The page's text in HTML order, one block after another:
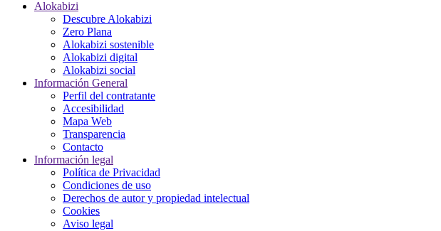
Alokabizi
Descubre Alokabizi
Zero Plana
Alokabizi sostenible
Alokabizi digital
Alokabizi social
Información General
Perfil del contratante
Accesibilidad
Mapa Web
Transparencia
Contacto
Información legal
Política de Privacidad
Condiciones de uso
Derechos de autor y propiedad intelectual
Cookies
Aviso legal